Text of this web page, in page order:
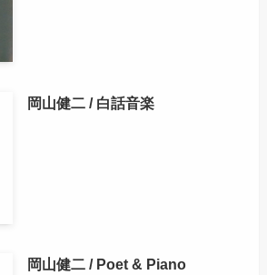
岡山健二 / 白話音楽
岡山健二 / Poet & Piano